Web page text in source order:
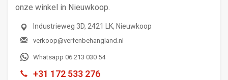
onze winkel in Nieuwkoop.
Industrieweg 3D, 2421 LK, Nieuwkoop
verkoop@verfenbehangland.nl
Whatsapp 06 213 030 54
+31 172 533 276